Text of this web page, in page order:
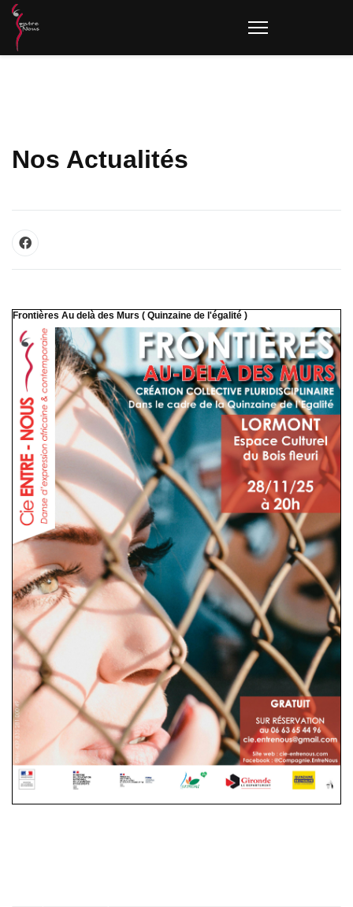
Nos Actualités
Frontières Au delà des Murs ( Quinzaine de l'égalité )